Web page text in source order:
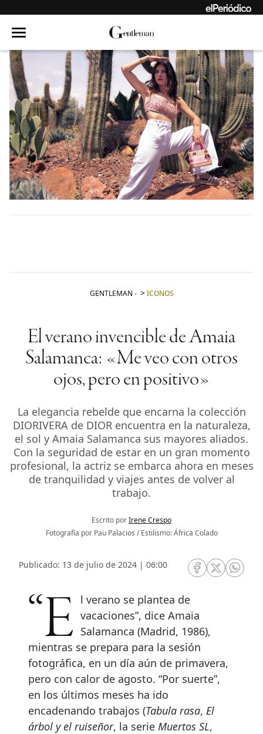
GENTLEMAN - ICONOS
El verano invencible de Amaia
Salamanca: «Me veo con otros
ojos, pero en positivo»
La elegancia rebelde que encarna la colección
DIORIVERA de DIOR encuentra en la naturaleza,
el sol y Amaia Salamanca sus mayores aliados.
Con la seguridad de estar en un gran momento
profesional, la actriz se embarca ahora en meses
de tranquilidad y viajes antes de volver al
trabajo.
Escrito porIrene Crespo
Fotografía por Pau Palacios / Estilismo: África Colado
Publicado: 13 de julio de 2024 | 06:00
RRSS Facebook
RRSSRRSS
“El verano se plantea de vacaciones”, dice Amaia
Salamanca (Madrid, 1986),
mientras se prepara para la sesión
fotográfica, en un día aún de primavera,
pero con calor de agosto. “Por suerte”,
en los últimos meses ha ido
encadenando trabajos (Tabula rasa, El
árbol y el ruiseñor, la serie Muertos SL,